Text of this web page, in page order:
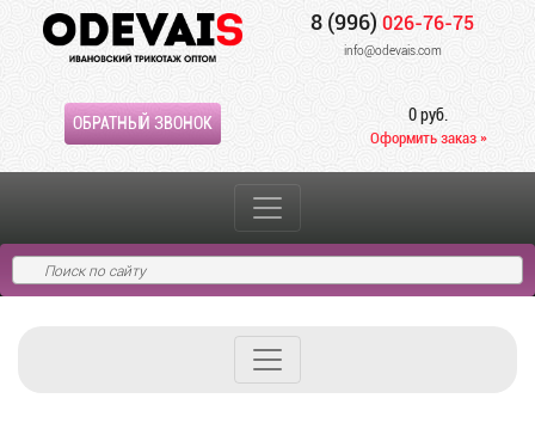
8 (996) 026-76-75
info@odevais.com
ОБРАТНЫЙ ЗВОНОК 0 руб.
Оформить заказ »